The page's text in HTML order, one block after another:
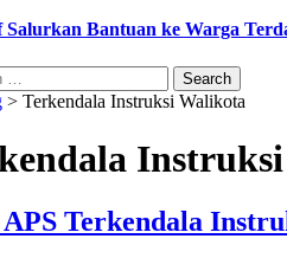
Salurkan Bantuan ke Warga
> Terkendala Instruksi Walikota
Terkendala